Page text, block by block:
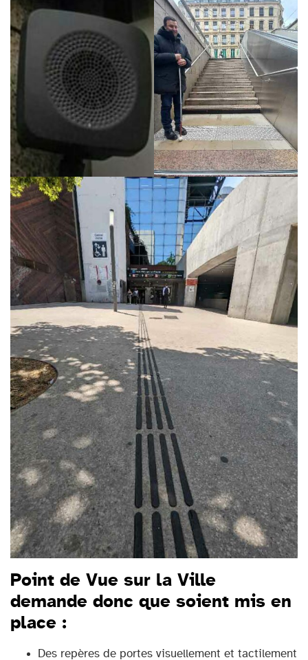
Point de Vue sur la Ville
demande donc que soient mis en
place :
Des repères de portes visuellement et tactilement